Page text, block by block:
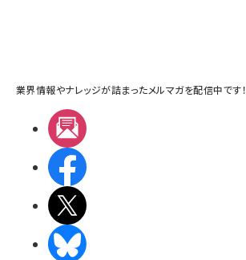
業界情報やナレッジが詰まったメルマガを配信中です！